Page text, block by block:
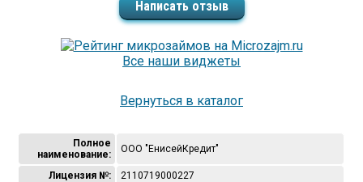
Написать отзыв
Все наши виджеты
Вернуться в каталог
Полное
наименование:
ООО "ЕнисейКредит"
Лицензия №:
2110719000227